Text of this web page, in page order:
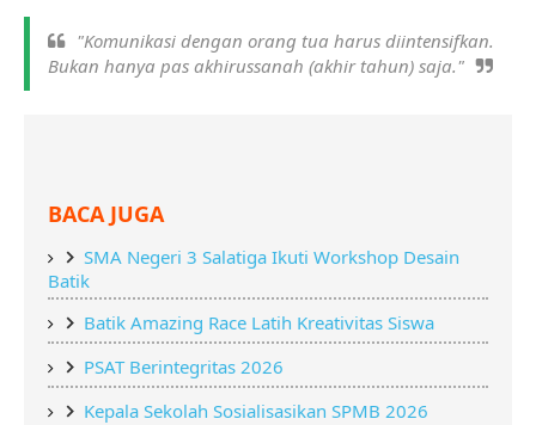
"Komunikasi dengan orang tua harus diintensifkan.
Bukan hanya pas akhirussanah (akhir tahun) saja."
BACA JUGA
SMA Negeri 3 Salatiga Ikuti Workshop Desain
Batik
Batik Amazing Race Latih Kreativitas Siswa
PSAT Berintegritas 2026
Kepala Sekolah Sosialisasikan SPMB 2026